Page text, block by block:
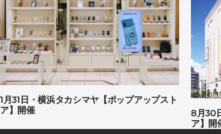
1月31日・横浜タカシマヤ【ポップアップスト
ア】開催
8月30
ア】開